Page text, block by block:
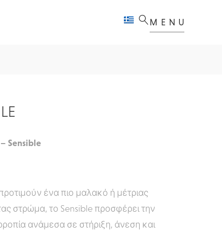
MENU
Sensible
ένα πιο μαλακό ή μέτριας
στρώμα, το Sensible προσφέρει την
ανάμεσα σε στήριξη, άνεση και